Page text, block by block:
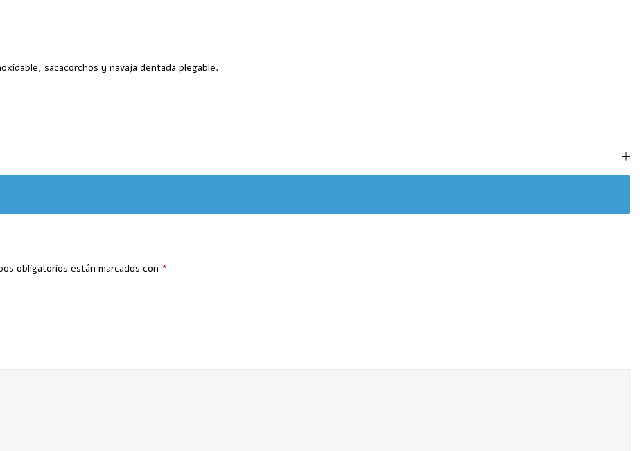
sacacorchos y navaja dentada plegable.
obligatorios están marcados con *